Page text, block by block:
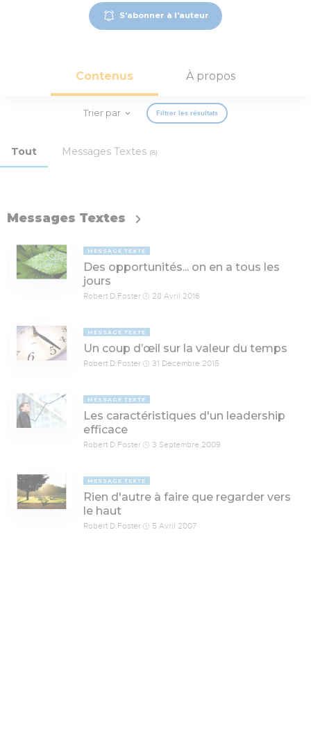
S'abonner à l'auteur
Contenus À propos
Trier par Filtrer les résultats
Tout Messages Textes (8)
Messages Textes
MESSAGE TEXTE
Des opportunités... on en a tous les
jours
Robert D.Foster 28 Avril 2016
MESSAGE TEXTE
Un coup d’œil sur la valeur du temps
Robert D.Foster 31 Décembre 2015
MESSAGE TEXTE
Les caractéristiques d'un leadership
efficace
Robert D.Foster 3 Septembre 2009
MESSAGE TEXTE
Rien d'autre à faire que regarder vers
le haut
Robert D.Foster 5 Avril 2007